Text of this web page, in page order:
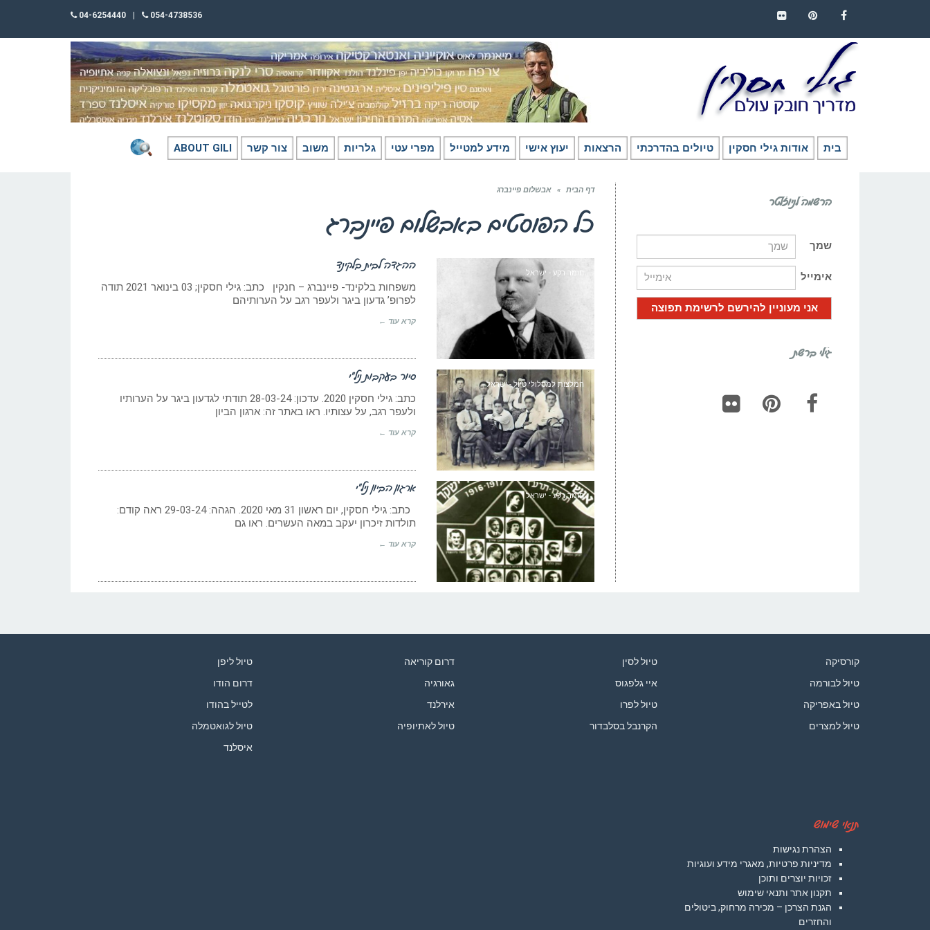
054-4738536
04-6254440
בית אודות גילי חסקין טיולים בהדרכתי הרצאות יעוץ אישי מידע למטייל מפרי עטי גלריות משוב צור קשר ABOUT GILI
דף הבית » אבשלום פיינברג
כל הפוסטים באבשלום פיינברג
חומר רקע - ישראל
ההגדה לבית בלקינד
משפחות בלקינד- פיינברג – חנקין כתב: גילי חסקין; 03 בינואר 2021 תודה
לפרופ’ גדעון ביגר ולעפר רגב על הערותיהם
קרא עוד ←
המלצות למסלולי טיול - ישראל
סיור בעקבות ניל”י
כתב: גילי חסקין 2020. עדכון: 28-03-24 תודתי לגדעון ביגר על הערותיו
ולעפר רגב, על עצותיו. ראו באתר זה: ארגון הביון
קרא עוד ←
חומר רקע - ישראל
ארגון הביון ניל”י
כתב: גילי חסקין, ‏יום ראשון 31 מאי 2020. הגהה: 29-03-24 ראה קודם:
תולדות זיכרון יעקב במאה העשרים. ראו גם
קרא עוד ←
הרשמה לניוזלטר
שמך
אימייל
גילי ברשת
קורסיקה
טיול לבורמה
טיול באפריקה
טיול למצרים
טיול לסין
איי גלפגוס
טיול לפרו
הקרנבל בסלבדור
דרום קוריאה
גאורגיה
אירלנד
טיול לאתיופיה
טיול ליפן
דרום הודו
לטייל בהודו
טיול לגואטמלה
איסלנד
תנאי שימוש
הצהרת נגישות
מדיניות פרטיות, מאגרי מידע ועוגיות
זכויות יוצרים ותוכן
תקנון אתר ותנאי שימוש
הגנת הצרכן – מכירה מרחוק, ביטולים
והחזרים